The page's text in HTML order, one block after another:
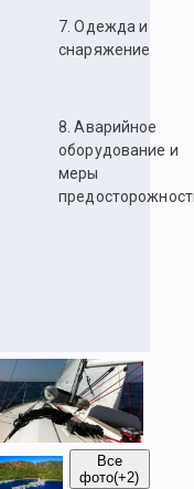
7. Одежда и
снаряжение
8. Аварийное
оборудование и
меры
Все
фото(+2)